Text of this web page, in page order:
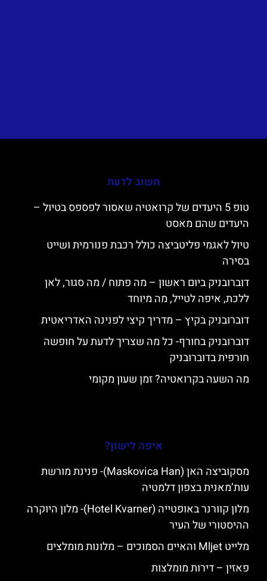
חשוב לדעת
טופ 5 היעדים של קרואטיה שאסור לפספס בטיול –
היעדים שהם מאסט
טיול לאגמי פליטביצה כולל רכבת פנורמית ושייט
בסירה
דוברובניק ביום ראשון – מה פתוח / מה סגור, לאן
ללכת, איפה לטייל, מה מיוחד
דוברובניק בקיץ – מדריך קיצי לפנינה האדריאטית
דוברובניק בחורף- כל מה שצריך לדעת על חופשה
חורפית בדוברובניק
מה השעה בקרואטיה? זמן שעון מקומי
איפה לישון?
מסקוביצה האן (Maskovica Han)- פנינת מורשת
עות’מאנית בצפון דלמטיה
מלון קוורנר באופטייה (Hotel Kvarner)- מלון היוקרה
ההיסטורי של העיר
מלייט Mljet והאיים הסמוכים – מלונות מומלצים
פאזין – דירות מומלצות